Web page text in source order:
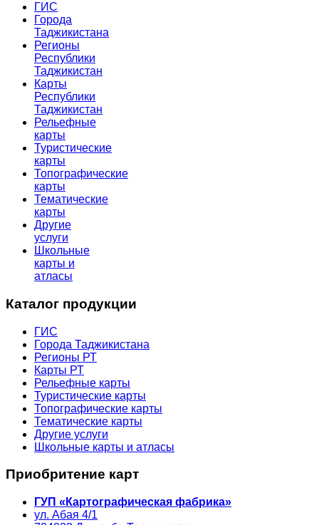
ГИС
Города
Таджикистана
Регионы
Республики
Таджикистан
Карты
Республики
Таджикистан
Рельефные
карты
Туристические
карты
Топографические
карты
Тематические
карты
Другие
услуги
Школьные
карты и
атласы
Каталог продукции
ГИС
Города Таджикистана
Регионы РТ
Карты РТ
Рельефные карты
Туристические карты
Топографические карты
Тематические карты
Другие услуги
Школьные карты и атласы
Приобритение карт
ГУП «Картографическая фабрика»
ул. Абая 4/1